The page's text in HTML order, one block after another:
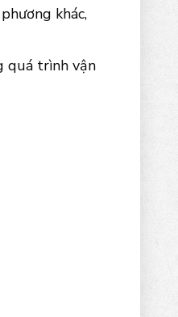
khác,
quá trình vận